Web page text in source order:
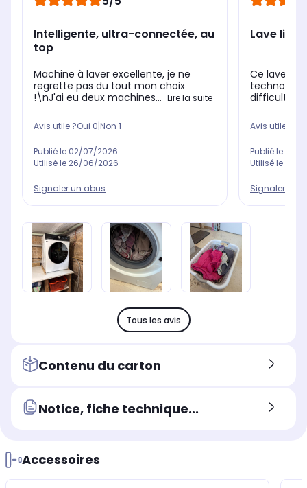
Intelligente, ultra-connectée, au
top
Machine à laver excellente, je ne
regrette pas du tout mon choix
!\nJ'ai eu deux machines... Lire la suite
Avis utile ?Oui 0|Non 1
Publié le 02/07/2026
Utilisé le 26/06/2026
Signaler un abus
Lave
Ce lave
difficulté
Avis utile ?
Publié le
Utilisé le
Signaler un
Tous les avis
Contenu du carton
Notice, fiche technique...
Accessoires